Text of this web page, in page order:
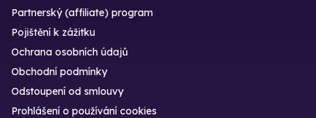
Partnerský (affiliate) program
Pojištění k zážitku
Ochrana osobních údajů
Obchodní podmínky
Odstoupení od smlouvy
Prohlášení o používání cookies